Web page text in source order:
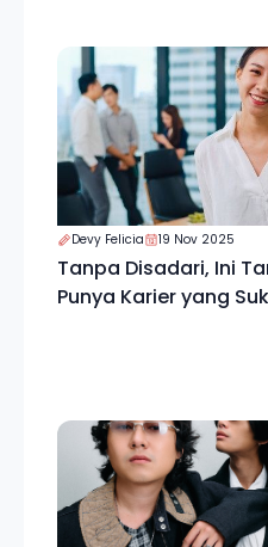
Devy Felicia 19 Nov 2025
Tanpa Disadari, Ini
Punya Karier yang